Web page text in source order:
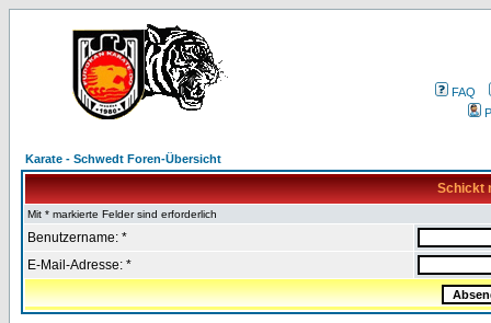
FAQ
Karate - Schwedt Foren-Übersicht
Schickt
Mit * markierte Felder sind erforderlich
Benutzername: *
E-Mail-Adresse: *